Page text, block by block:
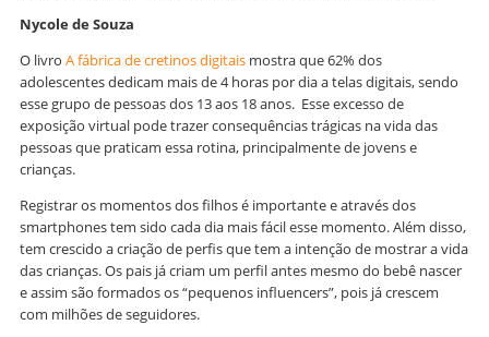
Nycole de Souza
O livro A fábrica de cretinos digitais mostra que 62% dos
adolescentes dedicam mais de 4 horas por dia a telas digitais, sendo
esse grupo de pessoas dos 13 aos 18 anos. Esse excesso de
exposição virtual pode trazer consequências trágicas na vida das
pessoas que praticam essa rotina, principalmente de jovens e
crianças.
Registrar os momentos dos filhos é importante e através dos
smartphones tem sido cada dia mais fácil esse momento. Além disso,
tem crescido a criação de perfis que tem a intenção de mostrar a vida
das crianças. Os pais já criam um perfil antes mesmo do bebê nascer
e assim são formados os “pequenos influencers”, pois já crescem
com milhões de seguidores.